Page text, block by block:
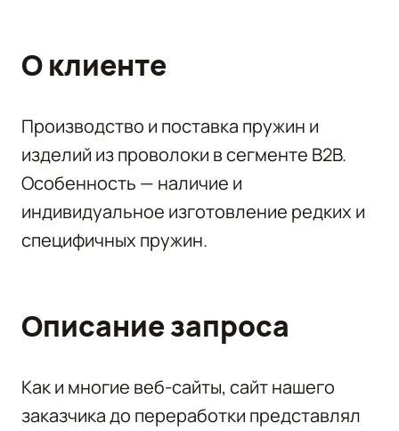
О клиенте
Производство и поставка пружин и
изделий из проволоки в сегменте B2B.
Особенность — наличие и
индивидуальное изготовление редких и
специфичных пружин.
Описание запроса
Как и многие веб-сайты, сайт нашего
заказчика до переработки представлял